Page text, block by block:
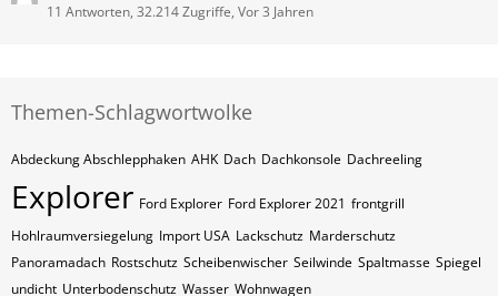
11 Antworten, 32.214 Zugriffe, Vor 3 Jahren
Themen-Schlagwortwolke
Abdeckung Abschlepphaken AHK Dach Dachkonsole Dachreeling
Explorer Ford Explorer Ford Explorer 2021 frontgrill
Hohlraumversiegelung Import USA Lackschutz Marderschutz
Panoramadach Rostschutz Scheibenwischer Seilwinde Spaltmasse Spiegel
undicht Unterbodenschutz Wasser Wohnwagen